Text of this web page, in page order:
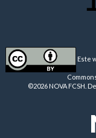
Este
©2026 NOVA FCSH.